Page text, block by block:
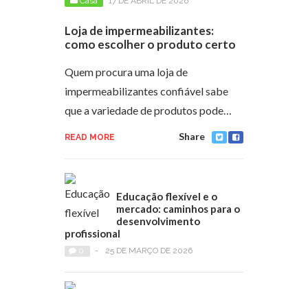
Loja de impermeabilizantes:
como escolher o produto certo
Quem procura uma loja de
impermeabilizantes confiável sabe
que a variedade de produtos pode…
READ MORE Share
Educação flexível e o
mercado: caminhos para o
desenvolvimento
profissional
- 25 DE MARÇO DE 2026